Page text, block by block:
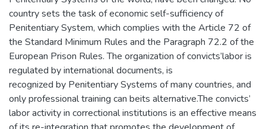
country sets the task of economic self-sufficiency of
Penitentiary System, which complies with the Article 72 of
the Standard Minimum Rules and the Paragraph 72.2 of the
European Prison Rules. The organization of convicts’labor is
regulated by international documents, is
recognized by Penitentiary Systems of many countries, and
only professional training can beits alternative.The convicts’
labor activity in correctional institutions is an effective means